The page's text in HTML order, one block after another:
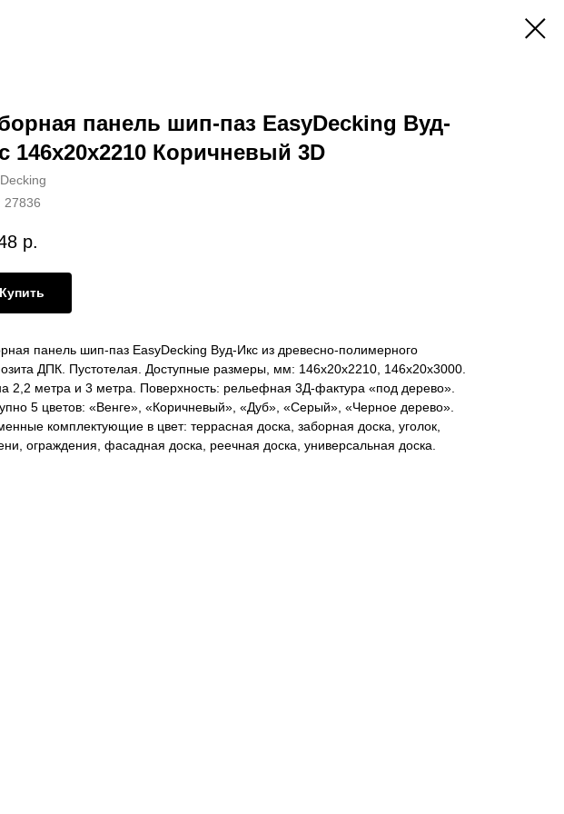
панель шип-паз EasyDecking Вуд-
146х20х2210 Коричневый 3D
27836
р.
Купить
панель шип-паз EasyDecking Вуд-Икс из древесно-полимерного
ДПК. Пустотелая. Доступные размеры, мм: 146х20х2210, 146х20х3000.
2,2 метра и 3 метра. Поверхность: рельефная 3Д-фактура «под дерево».
5 цветов: «Венге», «Коричневый», «Дуб», «Серый», «Черное дерево».
комплектующие в цвет: террасная доска, заборная доска, уголок,
ограждения, фасадная доска, реечная доска, универсальная доска.